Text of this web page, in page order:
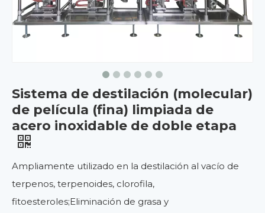
Sistema de destilación (molecular)
de película (fina) limpiada de
acero inoxidable de doble etapa
Ampliamente utilizado en la destilación al vacío de
terpenos, terpenoides, clorofila,
fitoesteroles;Eliminación de grasa y